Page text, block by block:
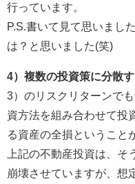
行っています。
P.S.書いて見て思いまし
は？と思いました(笑)
4）複数の投資策に分散す
3）のリスクリターンで
資方法を組み合わせて投
る資産の全損ということ
上記の不動産投資は、
崩壊させていますが、想